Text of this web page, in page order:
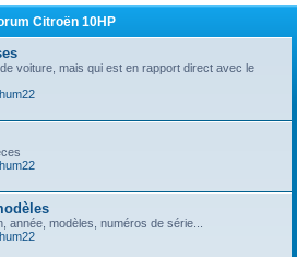
Citroën 10HP
voiture, mais qui est en rapport direct avec le
année, modèles, numéros de série...